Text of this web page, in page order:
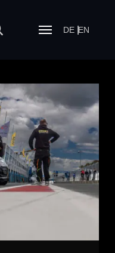
DE EN